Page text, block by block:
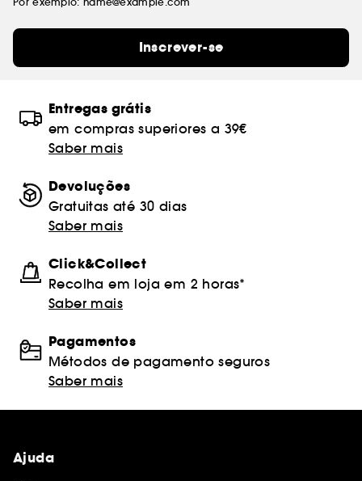
Inscrever-se
Entregas grátis
em compras superiores a 39€
Saber mais
Devoluções
Gratuitas até 30 dias
Saber mais
Click&Collect
Recolha em loja em 2 horas*
Saber mais
Pagamentos
Métodos de pagamento seguros
Saber mais
Ajuda